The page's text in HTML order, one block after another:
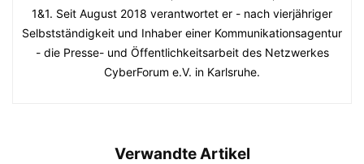
1&1. Seit August 2018 verantwortet er - nach vierjähriger
Selbstständigkeit und Inhaber einer Kommunikationsagentur
- die Presse- und Öffentlichkeitsarbeit des Netzwerkes
CyberForum e.V. in Karlsruhe.
Verwandte Artikel